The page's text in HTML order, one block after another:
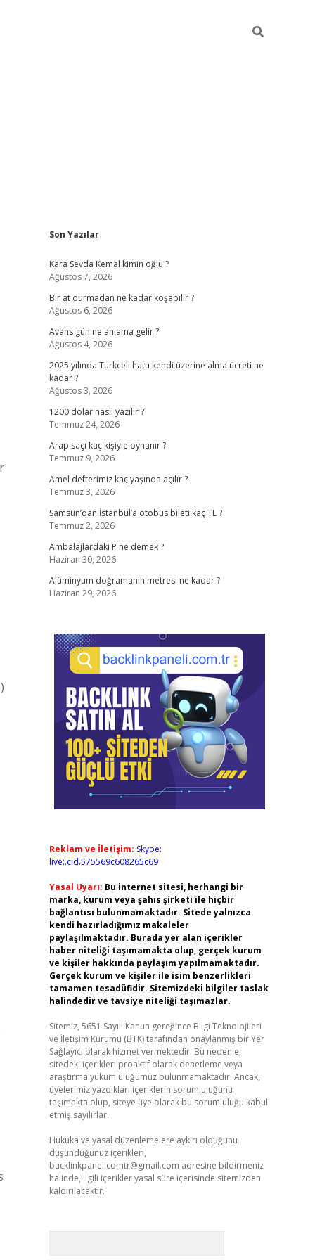
Sidebar
Son Yazılar
Kara Sevda Kemal kimin oğlu ?
Ağustos 7, 2026
Bir at durmadan ne kadar koşabilir ?
Ağustos 6, 2026
Avans gün ne anlama gelir ?
Ağustos 4, 2026
2025 yılında Turkcell hattı kendi üzerine alma ücreti ne
kadar ?
Ağustos 3, 2026
1200 dolar nasıl yazılır ?
Temmuz 24, 2026
Arap saçı kaç kişiyle oynanır ?
Temmuz 9, 2026
Amel defterimiz kaç yaşında açılır ?
Temmuz 3, 2026
Samsun’dan İstanbul’a otobüs bileti kaç TL ?
Temmuz 2, 2026
Ambalajlardaki P ne demek ?
Haziran 30, 2026
Alüminyum doğramanın metresi ne kadar ?
Haziran 29, 2026
Reklam ve İletişim: Skype:
live:.cid.575569c608265c69
Yasal Uyarı: Bu internet sitesi, herhangi bir
marka, kurum veya şahıs şirketi ile hiçbir
bağlantısı bulunmamaktadır. Sitede yalnızca
kendi hazırladığımız makaleler
paylaşılmaktadır. Burada yer alan içerikler
haber niteliği taşımamakta olup, gerçek kurum
ve kişiler hakkında paylaşım yapılmamaktadır.
Gerçek kurum ve kişiler ile isim benzerlikleri
tamamen tesadüfidir. Sitemizdeki bilgiler taslak
halindedir ve tavsiye niteliği taşımazlar.
Sitemiz, 5651 Sayılı Kanun gereğince Bilgi Teknolojileri
ve İletişim Kurumu (BTK) tarafından onaylanmış bir Yer
Sağlayıcı olarak hizmet vermektedir. Bu nedenle,
sitedeki içerikleri proaktif olarak denetleme veya
araştırma yükümlülüğümüz bulunmamaktadır. Ancak,
üyelerimiz yazdıkları içeriklerin sorumluluğunu
taşımakta olup, siteye üye olarak bu sorumluluğu kabul
etmiş sayılırlar.
Hukuka ve yasal düzenlemelere aykırı olduğunu
düşündüğünüz içerikleri,
backlinkpanelicomtr@gmail.com adresine bildirmeniz
halinde, ilgili içerikler yasal süre içerisinde sitemizden
kaldırılacaktır.